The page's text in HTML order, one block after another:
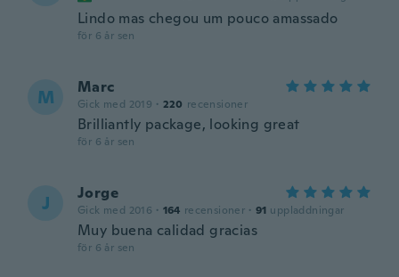
Lindo mas chegou um pouco amassado
för 6 år sen
M Marc
Gick med 2019 · 220 recensioner
Brilliantly package, looking great
för 6 år sen
J Jorge
Gick med 2016 · 164 recensioner · 91 uppladdningar
Muy buena calidad gracias
för 6 år sen